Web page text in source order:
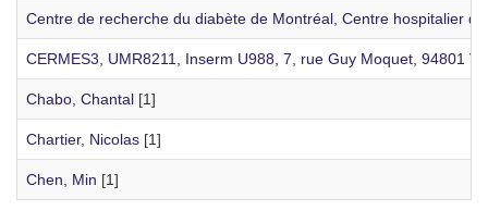
Centre de recherche du diabète de Montréal, Centre hospitalier
CERMES3, UMR8211, Inserm U988, 7, rue Guy Moquet, 94801
Chabo, Chantal [1]
Chartier, Nicolas [1]
Chen, Min [1]